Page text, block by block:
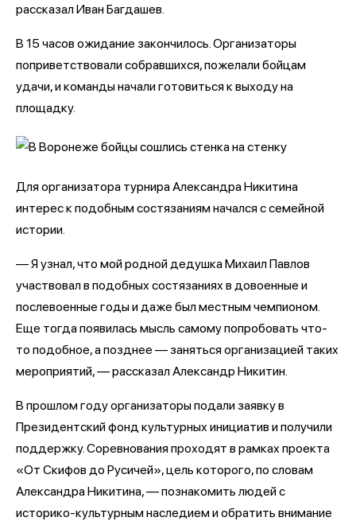
рассказал Иван Багдашев.
В 15 часов ожидание закончилось. Организаторы
поприветствовали собравшихся, пожелали бойцам
удачи, и команды начали готовиться к выходу на
площадку.
Для организатора турнира Александра Никитина
интерес к подобным состязаниям начался с семейной
истории.
— Я узнал, что мой родной дедушка Михаил Павлов
участвовал в подобных состязаниях в довоенные и
послевоенные годы и даже был местным чемпионом.
Еще тогда появилась мысль самому попробовать что-
то подобное, а позднее — заняться организацией таких
мероприятий, — рассказал Александр Никитин.
В прошлом году организаторы подали заявку в
Президентский фонд культурных инициатив и получили
поддержку. Соревнования проходят в рамках проекта
«От Скифов до Русичей», цель которого, по словам
Александра Никитина, — познакомить людей с
историко-культурным наследием и обратить внимание